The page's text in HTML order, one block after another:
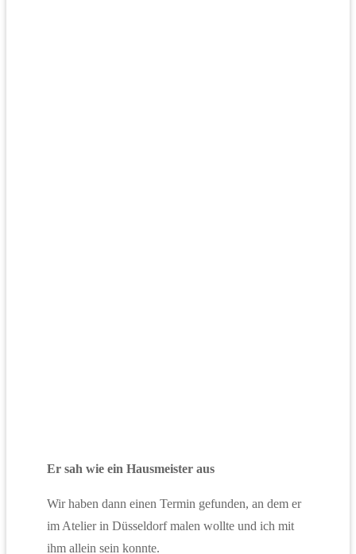
Er sah wie ein Hausmeister aus
Wir haben dann einen Termin gefunden, an dem er
im Atelier in Düsseldorf malen wollte und ich mit
ihm allein sein konnte.